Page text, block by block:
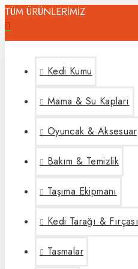
TÜM ÜRÜNLERİMİZ
Kedi Kumu
Mama & Su Kapları
Oyuncak & Aksesuar
Bakım & Temizlik
Taşıma Ekipmanı
Kedi Tarağı & Fırçası
Tasmalar